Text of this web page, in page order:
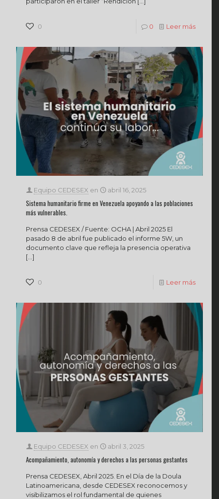
0 0 Leer más
Equipo CEDESEX en abril 16, 2025
Sistema humanitario firme en Venezuela apoyando a las poblaciones
más vulnerables.
Prensa CEDESEX / Fuente: OCHA | Abril 2025 El
pasado 8 de abril fue publicado el informe 5W, un
documento clave que refleja la presencia operativa
[…]
0 Leer más
Equipo CEDESEX en abril 3, 2025
Acompañamiento, autonomía y derechos a las personas gestantes
Prensa CEDESEX, Abril 2025. En el Día de la Doula
Latinoamericana, desde CEDESEX reconocemos y
visibilizamos el rol fundamental de quienes